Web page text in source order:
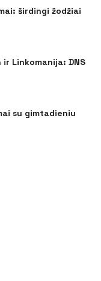
širdingi žodžiai
Linkomanija: DNS
su gimtadieniu